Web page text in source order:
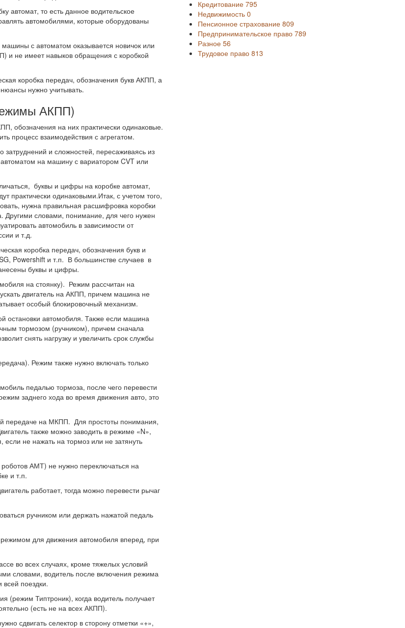
автомат, то есть данное водительское
автомобилями, которые оборудованы
машины с автоматом оказывается новичок или
и не имеет навыков обращения с коробкой
коробка передач, обозначения букв АКПП, а
нюансы нужно учитывать.
АКПП)
обозначения на них практически одинаковые.
процесс взаимодействия с агрегатом.
затруднений и сложностей, пересаживаясь из
на машину с вариатором CVT или
буквы и цифры на коробке автомат,
практически одинаковыми.Итак, с учетом того,
нужна правильная расшифровка коробки
Другими словами, понимание, для чего нужен
автомобиль в зависимости от
и т.д.
коробка передач, обозначения букв и
Powershift и т.п. В большинстве случаев в
буквы и цифры.
на стоянку). Режим рассчитан на
двигатель на АКПП, причем машина не
особый блокировочный механизм.
остановки автомобиля. Также если машина
тормозом (ручником), причем сначала
снять нагрузку и увеличить срок службы
Режим также нужно включать только
педалью тормоза, после чего перевести
заднего хода во время движения авто, это
передаче на МКПП. Для простоты понимания,
также можно заводить в режиме «N»,
не нажать на тормоз или не затянуть
АМТ) не нужно переключаться на
и т.п.
работает, тогда можно перевести рычаг
ручником или держать нажатой педаль
для движения автомобиля вперед, при
во всех случаях, кроме тяжелых условий
словами, водитель после включения режима
поездки.
(режим Типтроник), когда водитель получает
(есть не на всех АКПП).
сдвигать селектор в сторону отметки «+»,
Кредитование 795
Недвижимость 0
Пенсионное страхование 809
Предпринимательское право 789
Разное 56
Трудовое право 813